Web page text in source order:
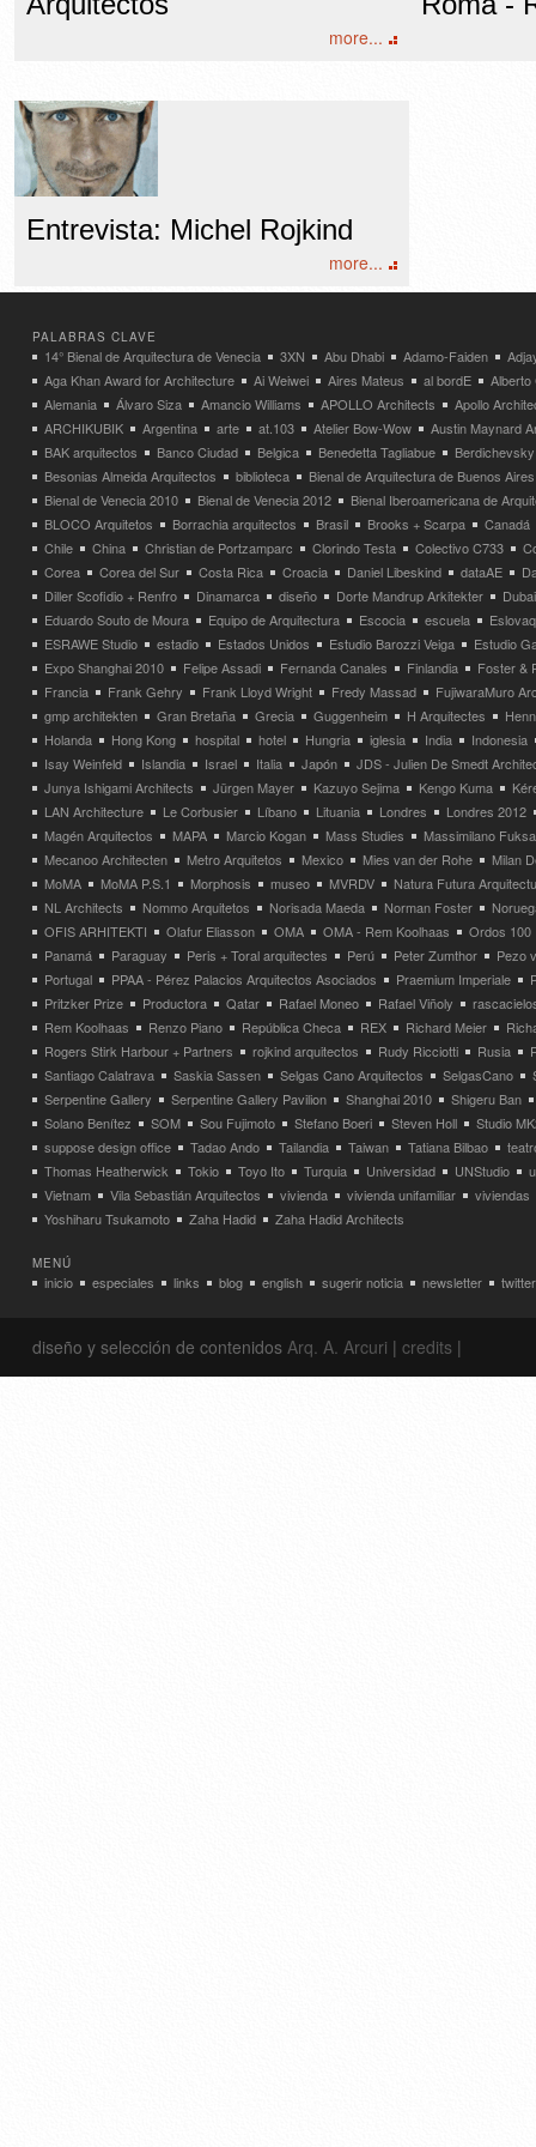
more...
Entrevista: Michel Rojkind
more...
PALABRAS CLAVE
14° Bienal de Arquitectura de Venecia 3XN Abu Dhabi Adamo-Faiden
Aga Khan Award for Architecture
Ai Weiwei Aires Mateus al bordE
Alberto
Alemania
Álvaro Siza Amancio Williams APOLLO Architects
Apollo
ARCHIKUBIK
Argentina arte at.103 Atelier Bow-Wow
Austin Maynard
BAK arquitectos
Banco Ciudad Belgica Benedetta Tagliabue
Besonias Almeida Arquitectos
biblioteca
Bienal de Arquitectura de Buenos Aires
Bienal de Venecia 2010
Bienal de Venecia 2012
Bienal Iberoamericana de
BLOCO Arquitetos
Borrachia arquitectos Brasil Brooks + Scarpa
Canadá
Chile
China Christian de Portzamparc Clorindo Testa Colectivo C733
Corea
Corea del Sur Costa Rica Croacia Daniel Libeskind dataAE
Diller Scofidio + Renfro
Dinamarca diseño Dorte Mandrup Arkitekter
Dubai
Eduardo Souto de Moura
Equipo de Arquitectura Escocia escuela
ESRAWE Studio
estadio Estados Unidos Estudio Barozzi Veiga
Estudio
Expo Shanghai 2010
Felipe Assadi Fernanda Canales Finlandia
Foster &
Francia
Frank Gehry Frank Lloyd Wright Fredy Massad
FujiwaraMuro
gmp architekten
Gran Bretaña Grecia Guggenheim H Arquitectes
Holanda
Hong Kong hospital hotel Hungria iglesia India
Indonesia
Isay Weinfeld
Islandia Israel Italia Japón
JDS - Julien De Smedt
Junya Ishigami Architects
Jürgen Mayer Kazuyo Sejima Kengo Kuma
LAN Architecture
Le Corbusier Líbano Lituania Londres
Londres 2012
Magén Arquitectos
MAPA Marcio Kogan Mass Studies
Massimilano
Mecanoo Architecten
Metro Arquitetos Mexico Mies van der Rohe
Milan
MoMA
MoMA P.S.1 Morphosis museo MVRDV
Natura Futura
NL Architects
Nommo Arquitetos Norisada Maeda Norman Foster
OFIS ARHITEKTI
Olafur Eliasson OMA OMA - Rem Koolhaas
Ordos 100
Panamá
Paraguay Peris + Toral arquitectes Perú Peter Zumthor
Pezo
Portugal
PPAA - Pérez Palacios Arquitectos Asociados Praemium Imperiale
Pritzker Prize
Productora Qatar Rafael Moneo Rafael Viñoly
Rem Koolhaas
Renzo Piano República Checa REX Richard Meier
Rogers Stirk Harbour + Partners
rojkind arquitectos Rudy Ricciotti Rusia
Santiago Calatrava
Saskia Sassen Selgas Cano Arquitectos SelgasCano
Serpentine Gallery
Serpentine Gallery Pavilion Shanghai 2010
Shigeru Ban
Solano Benítez
SOM Sou Fujimoto Stefano Boeri Steven Holl
Studio
suppose design office
Tadao Ando Tailandia Taiwan Tatiana Bilbao
Thomas Heatherwick
Tokio Toyo Ito Turquia Universidad UNStudio
Vietnam
Vila Sebastián Arquitectos vivienda vivienda unifamiliar
viviendas
Yoshiharu Tsukamoto
Zaha Hadid Zaha Hadid Architects
MENÚ
inicio especiales links blog english sugerir noticia newsletter twitter
diseño y selección de contenidos Arq. A. Arcuri | credits |